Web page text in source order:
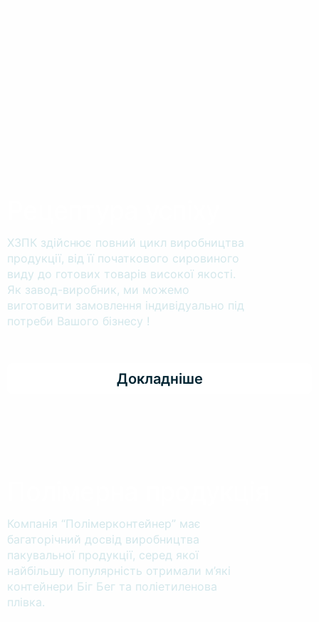
ХЗПК здійснює повний цикл виробництва
продукції, від її початкового сировиного
виду до готових товарів високої якості.
Як завод-виробник, ми можемо
виготовити замовлення індивідуально під
потреби Вашого бізнесу !
Докладніше
Компанія “Полімерконтейнер” має
багаторічний досвід виробництва
пакувальної продукції, серед якої
найбільшу популярність отримали м’які
контейнери Біг Бег та поліетиленова
плівка.